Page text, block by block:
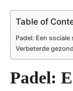
Table of
Padel: Een sociale
Verbeterde
Padel: